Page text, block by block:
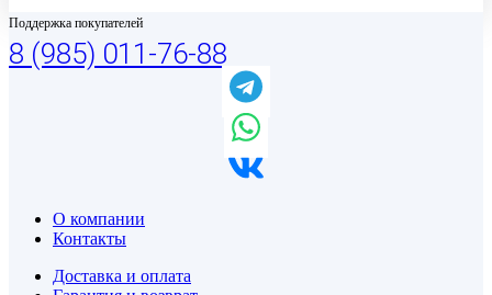
Поддержка покупателей
8 (985) 011-76-88
О компании
Контакты
Доставка и оплата